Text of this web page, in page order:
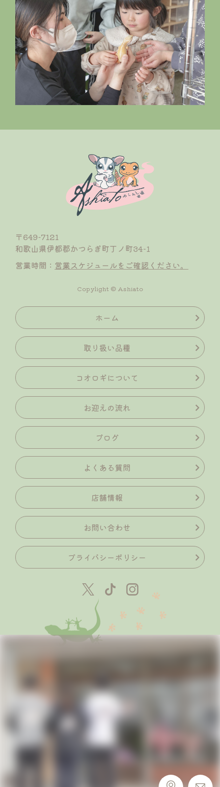
〒649-7121
和歌山県伊都郡かつらぎ町丁ノ町34-1
営業時間： 営業スケジュールをご確認ください。
Copylight © Ashiato
ホーム
取り扱い品種
コオロギについて
お迎えの流れ
ブログ
よくある質問
店舗情報
お問い合わせ
プライバシーポリシー